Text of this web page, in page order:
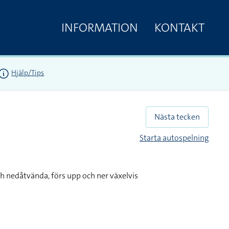
INFORMATION KONTAKT
Hjälp/Tips
Nästa tecken
Starta autospelning
nedåtvända, förs upp och ner växelvis